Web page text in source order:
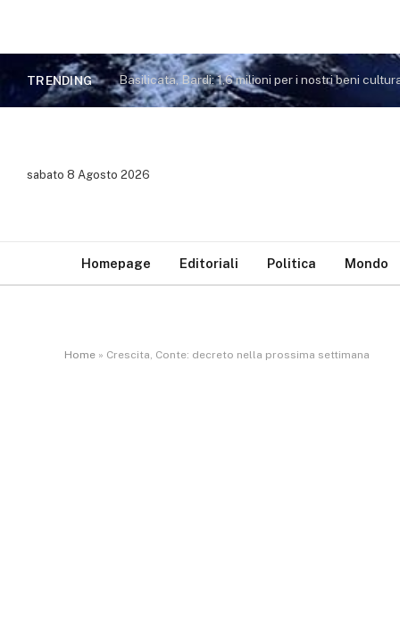
TRENDING Basilicata, Bardi: 1,6 milioni per i nostri beni
sabato 8 Agosto 2026
Homepage Editoriali Politica Mondo
Home » Crescita, Conte: decreto nella prossima settimana